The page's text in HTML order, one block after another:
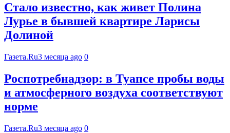
Стало известно, как живет Полина
Лурье в бывшей квартире Ларисы
Долиной
Газета.Ru3 месяца ago 0
Роспотребнадзор: в Туапсе пробы воды
и атмосферного воздуха соответствуют
норме
Газета.Ru3 месяца ago 0